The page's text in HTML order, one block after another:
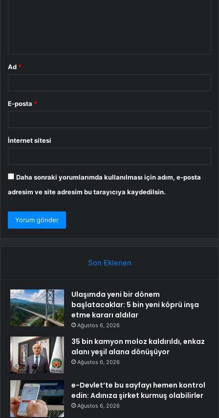
Ad *
E-posta *
İnternet sitesi
Daha sonraki yorumlarımda kullanılması için adım, e-posta
adresim ve site adresim bu tarayıcıya kaydedilsin.
Son Eklenen
Ulaşımda yeni bir dönem
başlatacaklar: 5 bin yeni köprü inşa
etme kararı aldılar
Ağustos 6, 2026
35 bin kamyon moloz kaldırıldı, enkaz
alanı yeşil alana dönüşüyor
Ağustos 6, 2026
e-Devlet’te bu sayfayı hemen kontrol
edin: Adınıza şirket kurmuş olabilirler
Ağustos 6, 2026